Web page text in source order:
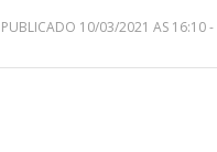
PUBLICADO 10/03/2021 AS 16:10 -